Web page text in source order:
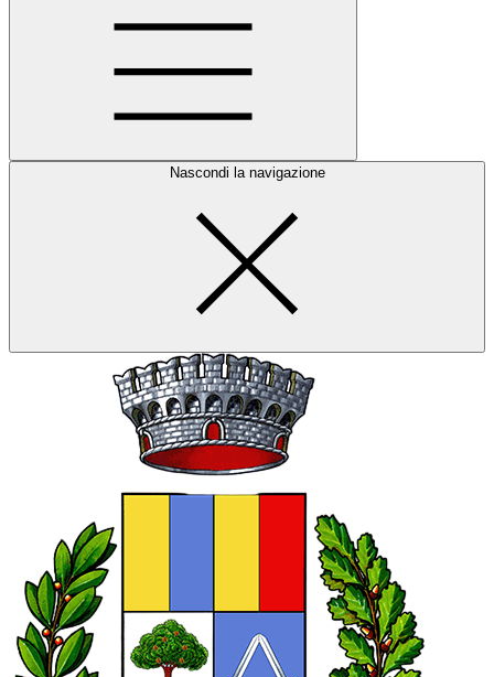
Nascondi la navigazione